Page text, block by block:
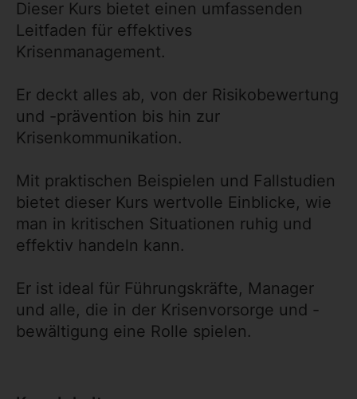
Dieser Kurs bietet einen umfassenden
Leitfaden für effektives
Krisenmanagement.
Er deckt alles ab, von der Risikobewertung
und -prävention bis hin zur
Krisenkommunikation.
Mit praktischen Beispielen und Fallstudien
bietet dieser Kurs wertvolle Einblicke, wie
man in kritischen Situationen ruhig und
effektiv handeln kann.
Er ist ideal für Führungskräfte, Manager
und alle, die in der Krisenvorsorge und -
bewältigung eine Rolle spielen.